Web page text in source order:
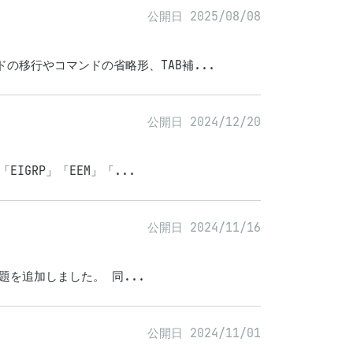
公開日 2025/08/08
の移行やコマンドの省略形、TAB補...
公開日 2024/12/20
EIGRP」「EEM」「...
公開日 2024/11/16
題を追加しました。 同...
公開日 2024/11/01